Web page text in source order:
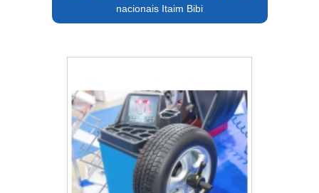
nacionais Itaim Bibi